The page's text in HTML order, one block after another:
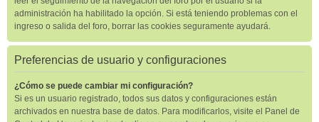
administración ha habilitado la opción. Si está teniendo problemas con el
ingreso o salida del foro, borrar las cookies seguramente ayudará.
Preferencias de usuario y configuraciones
¿Cómo se puede cambiar mi configuración?
Si es un usuario registrado, todos sus datos y configuraciones están
archivados en nuestra base de datos. Para modificarlos, visite el Panel de